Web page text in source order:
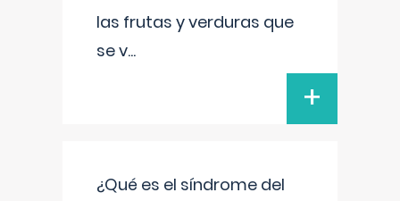
las frutas y verduras que
se v...
+
¿Qué es el síndrome del